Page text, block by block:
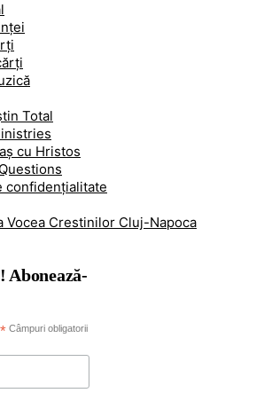
Total
cu Hristos
confidențialitate
Vocea Crestinilor Cluj-Napoca
Abonează-
* Câmpuri obligatorii